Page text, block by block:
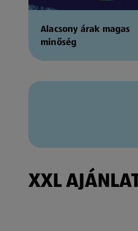
Alacsony árak magas
minőség
XXL